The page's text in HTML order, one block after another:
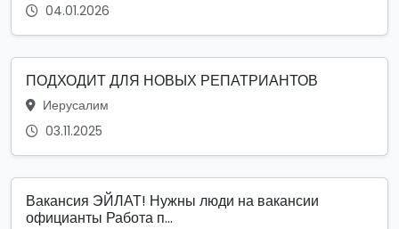
04.01.2026
ПОДХОДИТ ДЛЯ НОВЫХ РЕПАТРИАНТОВ
Иерусалим
03.11.2025
Вакансия ЭЙЛАТ! Нужны люди на вакансии
официанты Работа п...